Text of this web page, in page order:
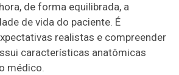
de forma equilibrada, a
de vida do paciente. É
realistas e compreender
características anatômicas
médico.